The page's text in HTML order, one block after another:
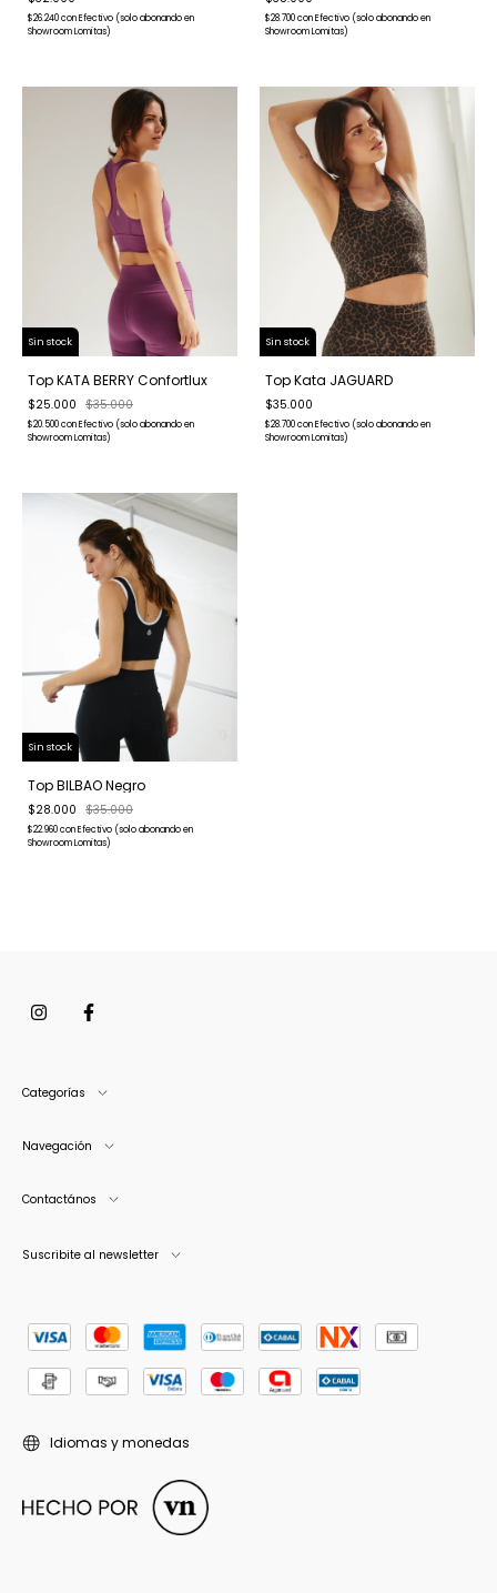
$26.240conEfectivo (solo abonando en
Showroom Lomitas)
$28.700conEfectivo (solo abonando en
Showroom Lomitas)
Sin stock
Top KATA BERRY Confortlux
$25.000 $35.000
$20.500conEfectivo (solo abonando en
Showroom Lomitas)
Sin stock
Top Kata JAGUARD
$35.000
$28.700conEfectivo (solo abonando en
Showroom Lomitas)
Sin stock
Top BILBAO Negro
$28.000 $35.000
$22.960conEfectivo (solo abonando en
Showroom Lomitas)
Categorías
Navegación
Contactános
Suscribite al newsletter
Idiomas y monedas